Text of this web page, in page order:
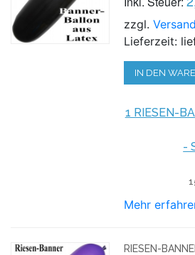
zzgl.
Lieferzeit:
IN DEN
1 RIESEN-
-
Mehr
RIESEN-